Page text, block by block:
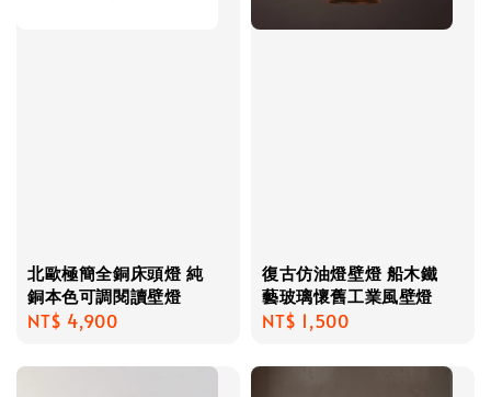
北歐極簡全銅床頭燈 純
銅本色可調閱讀壁燈
Regular
NT$ 4,900
復古仿油燈壁燈 船木鐵
藝玻璃懷舊工業風壁燈
Regular
NT$ 1,500